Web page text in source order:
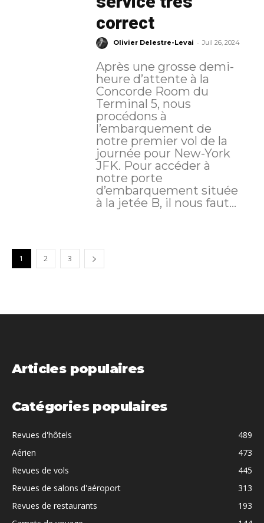
correct
Olivier Delestre-Levai - Juil 26, 2024
Après une grosse demi-
heure d’attente à la
Concorde Room du
Terminal 5, nous
procédons à
l’embarquement de
notre premier vol de la
journée pour New-York
JFK. Pour accéder à
notre porte
d’embarquement située
à la jetée B, il nous faut...
1 2 3
Articles populaires
Catégories populaires
Revues d'hôtels
489
Aérien
473
Revues de vols
445
Revues de salons d'aéroport
313
Revues de restaurants
193